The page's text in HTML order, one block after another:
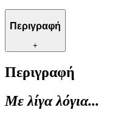
Περιγραφή
+
Περιγραφή
Με λίγα λόγια...